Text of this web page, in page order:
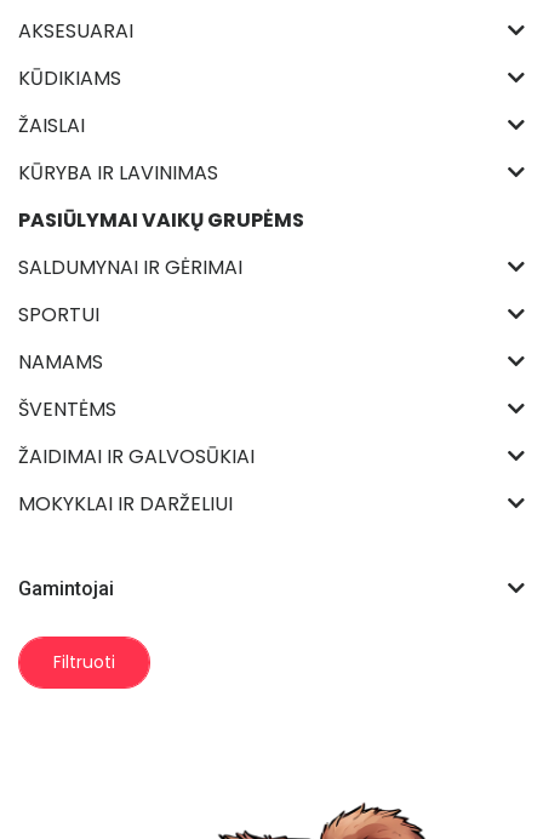
AKSESUARAI
KŪDIKIAMS
ŽAISLAI
KŪRYBA IR LAVINIMAS
PASIŪLYMAI VAIKŲ GRUPĖMS
SALDUMYNAI IR GĖRIMAI
SPORTUI
NAMAMS
ŠVENTĖMS
ŽAIDIMAI IR GALVOSŪKIAI
MOKYKLAI IR DARŽELIUI
Gamintojai
Filtruoti